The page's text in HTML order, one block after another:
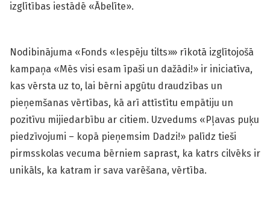
izglītības iestādē «Ābelīte».
Nodibinājuma «Fonds «Iespēju tilts»» rīkotā izglītojošā
kampaņa «Mēs visi esam īpaši un dažādi!» ir iniciatīva,
kas vērsta uz to, lai bērni apgūtu draudzības un
pieņemšanas vērtības, kā arī attīstītu empātiju un
pozitīvu mijiedarbību ar citiem. Uzvedums «Pļavas puķu
piedzīvojumi – kopā pieņemsim Dadzi!» palīdz tieši
pirmsskolas vecuma bērniem saprast, ka katrs cilvēks ir
unikāls, ka katram ir sava varēšana, vērtība.